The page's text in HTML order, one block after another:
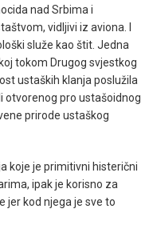
nad Srbima i
vidljivi iz aviona. I
služe kao štit. Jedna
tokom Drugog svjestkog
ustaških klanja poslužila
otvorenog pro ustašoidnog
prirode ustaškog
koje je primitivni histerični
ipak je korisno za
jer kod njega je sve to